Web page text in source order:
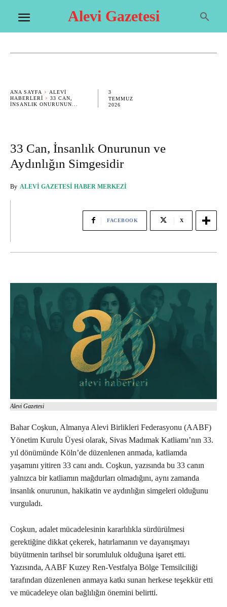
Alevi Gazetesi
ANA SAYFA
ALEVI
HABERLERI
33 CAN,
İNSANLIK ONURUNUN...
3
TEMMUZ
2026
33 Can, İnsanlık Onurunun ve
Aydınlığın Simgesidir
By ALEVI GAZETESI HABER MERKEZI
FACEBOOK X
Alevi Gazetesi
Bahar Coşkun, Almanya Alevi Birlikleri Federasyonu (AABF)
Yönetim Kurulu Üyesi olarak, Sivas Madımak Katliamı’nın 33.
yıl dönümünde Köln’de düzenlenen anmada, katliamda
yaşamını yitiren 33 canı andı. Coşkun, yazısında bu 33 canın
yalnızca bir katliamın mağdurları olmadığını, aynı zamanda
insanlık onurunun, hakikatin ve aydınlığın simgeleri olduğunu
vurguladı.
Coşkun, adalet mücadelesinin kararlılıkla sürdürülmesi
gerektiğine dikkat çekerek, hatırlamanın ve dayanışmayı
büyütmenin tarihsel bir sorumluluk olduğuna işaret etti.
Yazısında, AABF Kuzey Ren-Vestfalya Bölge Temsilciliği
tarafından düzenlenen anmaya katkı sunan herkese teşekkür etti
ve mücadeleye olan bağlılığın önemini belirtti.